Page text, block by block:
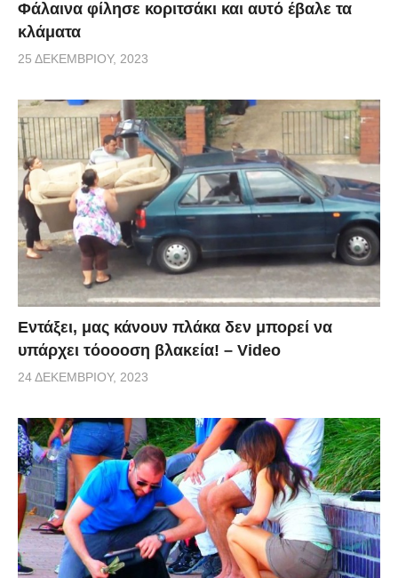
Φάλαινα φίλησε κοριτσάκι και αυτό έβαλε τα
κλάματα
25 ΔΕΚΕΜΒΡΊΟΥ, 2023
Εντάξει, μας κάνουν πλάκα δεν μπορεί να
υπάρχει τόοοοση βλακεία! – Video
24 ΔΕΚΕΜΒΡΊΟΥ, 2023